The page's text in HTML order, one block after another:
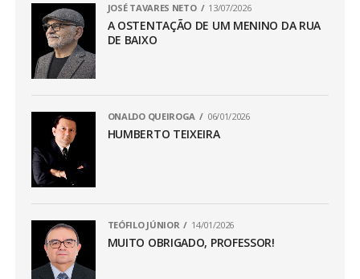
JOSÉ TAVARES NETO 13/07/2026
A OSTENTAÇÃO DE UM MENINO DA RUA
DE BAIXO
ONALDO QUEIROGA 06/01/2026
HUMBERTO TEIXEIRA
TEÓFILO JÚNIOR 14/01/2026
MUITO OBRIGADO, PROFESSOR!